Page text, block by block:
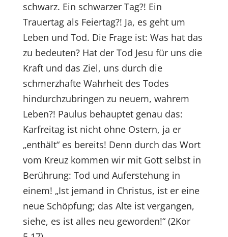
schwarz. Ein schwarzer Tag?! Ein
Trauertag als Feiertag?! Ja, es geht um
Leben und Tod. Die Frage ist: Was hat das
zu bedeuten? Hat der Tod Jesu für uns die
Kraft und das Ziel, uns durch die
schmerzhafte Wahrheit des Todes
hindurchzubringen zu neuem, wahrem
Leben?! Paulus behauptet genau das:
Karfreitag ist nicht ohne Ostern, ja er
„enthält“ es bereits! Denn durch das Wort
vom Kreuz kommen wir mit Gott selbst in
Berührung: Tod und Auferstehung in
einem! „Ist jemand in Christus, ist er eine
neue Schöpfung; das Alte ist vergangen,
siehe, es ist alles neu geworden!“ (2Kor